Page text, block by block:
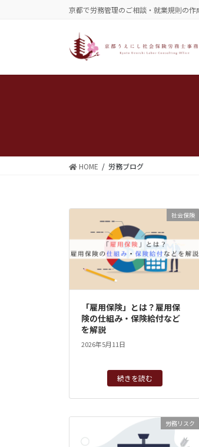
に
ョ
京都で労務管理のご相談・就業規則の作
HOME 労務ブログ
社会保険
「雇用保険」とは？雇用保
険の仕組み・保険給付など
を解説
2026年5月11日
続きを読む
労務リスク